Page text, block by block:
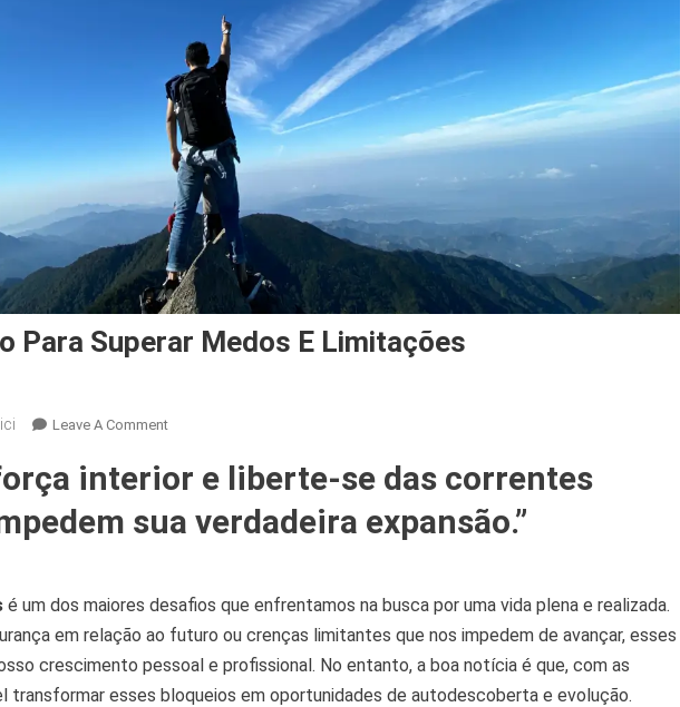
Para Superar Medos E Limitações
Leave A CommentOn
Para
Medos
interior e liberte-se das correntes
sua verdadeira expansão.”
é um dos maiores desafios que enfrentamos na busca por uma vida plena e realizada.
em relação ao futuro ou crenças limitantes que nos impedem de avançar, esses
crescimento pessoal e profissional. No entanto, a boa notícia é que, com as
transformar esses bloqueios em oportunidades de autodescoberta e evolução.